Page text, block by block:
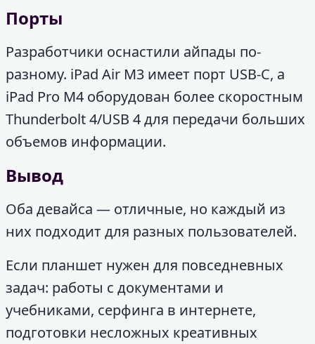
Порты
Разработчики оснастили айпады по-
разному. iPad Air M3 имеет порт USB-C, а
iPad Pro M4 оборудован более скоростным
Thunderbolt 4/USB 4 для передачи больших
объемов информации.
Вывод
Оба девайса — отличные, но каждый из
них подходит для разных пользователей.
Если планшет нужен для повседневных
задач: работы с документами и
учебниками, серфинга в интернете,
подготовки несложных креативных